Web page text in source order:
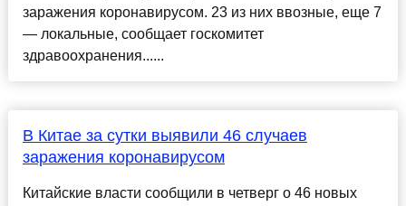
заражения коронавирусом. 23 из них ввозные, еще 7
— локальные, сообщает госкомитет
здравоохранения......
В Китае за сутки выявили 46 случаев
заражения коронавирусом
Китайские власти сообщили в четверг о 46 новых